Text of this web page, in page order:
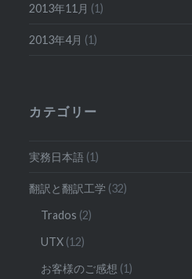
2013年11月 (1)
2013年4月 (1)
カテゴリー
実務日本語 (1)
翻訳と翻訳工学 (32)
Trados (2)
UTX (12)
お客様のご感想 (1)